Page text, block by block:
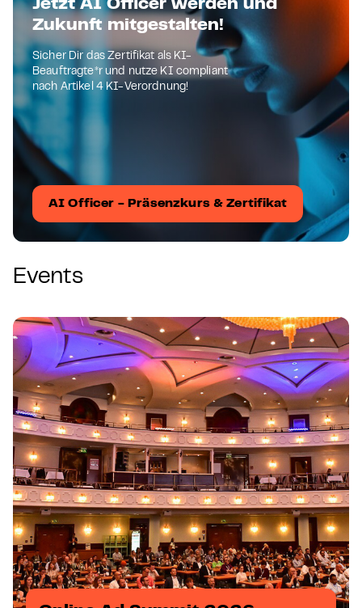
Jetzt AI Officer werden und
Zukunft mitgestalten!
Sicher Dir das Zertifikat als KI-
Beauftragte*r und nutze KI compliant
nach Artikel 4 KI-Verordnung!
AI Officer - Präsenzkurs & Zertifikat
Events